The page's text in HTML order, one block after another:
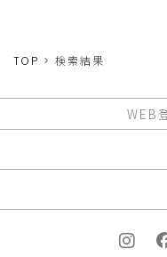
TOP 検索結果
WEB